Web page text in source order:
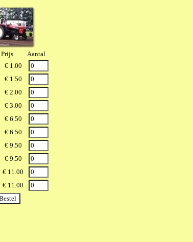
Prijs
Aantal
€ 1.00
€ 1.50
€ 2.00
€ 3.00
€ 6.50
€ 6.50
€ 9.50
€ 9.50
€ 11.00
€ 11.00